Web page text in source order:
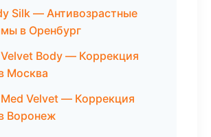
Silk — Антивозрастные
в Оренбург
Body — Коррекция
Москва
Velvet — Коррекция
Воронеж